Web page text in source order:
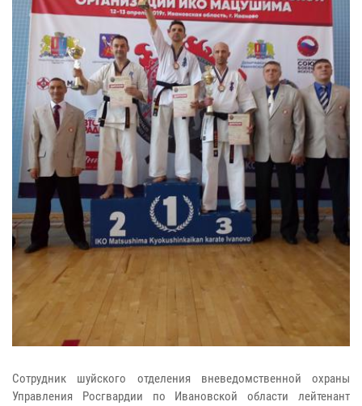
Сотрудник шуйского отделения вневедомственной охраны
Управления Росгвардии по Ивановской области лейтенант